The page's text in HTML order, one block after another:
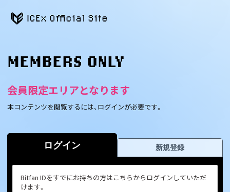
ICEx Official Site
MEMBERS ONLY
会員限定エリアとなります
本コンテンツを閲覧するには、ログインが必要です。
ログイン 新規登録
Bitfan IDをすでにお持ちの方はこちらからログインしていただ
けます。